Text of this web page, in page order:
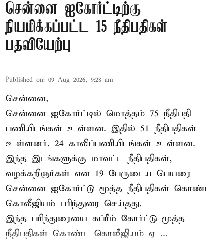
சென்னை ஐகோர்ட்டிற்கு
நியமிக்கப்பட்ட 15 நீதிபதிகள்
பதவியேற்பு
Published on: 09 Aug 2026, 9:28 am
சென்னை,
சென்னை ஐகோர்ட்டில் மொத்தம் 75 நீதிபதி
பணியிடங்கள் உள்ளன. இதில் 51 நீதிபதிகள்
உள்ளனர். 24 காலிப்பணியிடங்கள் உள்ளன.
இந்த இடங்களுக்கு மாவட்ட நீதிபதிகள்,
வழக்கறிஞர்கள் என 19 பேருடைய பெயரை
சென்னை ஐகோர்ட்டு மூத்த நீதிபதிகள் கொண்ட
கொலீஜியம் பரிந்துரை செய்தது.
இந்த பரிந்துரையை சுப்ரீம் கோர்ட்டு மூத்த
நீதிபதிகள் கொண்ட கொலீஜியம் ஏ ...